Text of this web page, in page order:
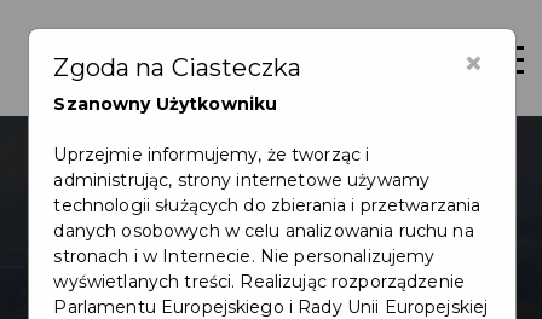
×
Zgoda na Ciasteczka
Szanowny Użytkowniku
Uprzejmie informujemy, że tworząc i
administrując, strony internetowe używamy
technologii służących do zbierania i przetwarzania
danych osobowych w celu analizowania ruchu na
stronach i w Internecie. Nie personalizujemy
wyświetlanych treści. Realizując rozporządzenie
Parlamentu Europejskiego i Rady Unii Europejskiej